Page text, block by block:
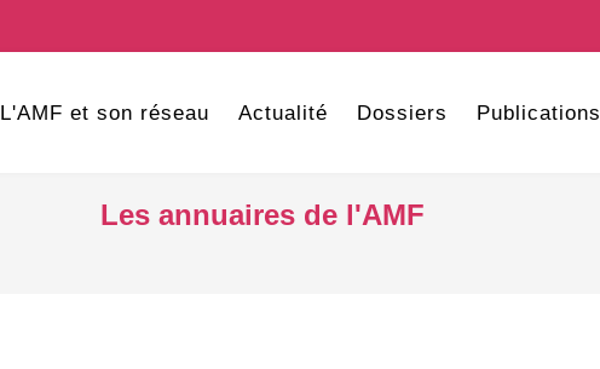
L'AMF et son réseau Actualité Dossiers Publications
Les annuaires de l'AMF